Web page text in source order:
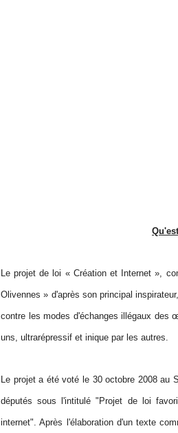
Le projet de loi « Création et Internet »,
Olivennes » d'après son principal
contre les modes d'échanges illégaux des
uns, ultrarépressif et inique par les autres.
Le projet a été voté le 30 octobre 2008
députés sous l'intitulé "Projet de loi
internet". Après l'élaboration d'un texte